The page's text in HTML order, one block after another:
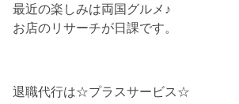
最近の楽しみは両国グルメ♪
お店のリサーチが日課です。
退職代行は☆プラスサービス☆